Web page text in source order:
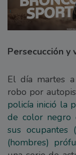
Persecucción y
El día martes
robo por
policía inició la
de color negro
sus ocupantes
(hombres)